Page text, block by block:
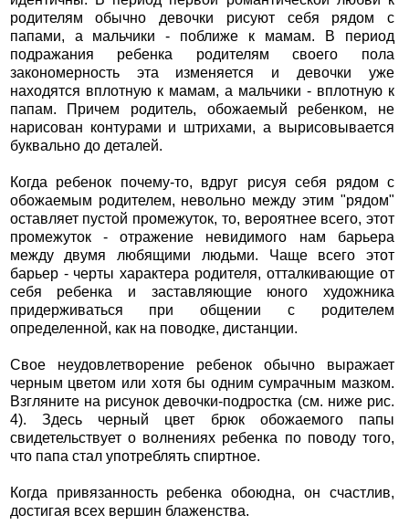
родителям обычно девочки рисуют себя рядом с
папами, а мальчики - поближе к мамам. В период
подражания ребенка родителям своего пола
закономерность эта изменяется и девочки уже
находятся вплотную к мамам, а мальчики - вплотную к
папам. Причем родитель, обожаемый ребенком, не
нарисован контурами и штрихами, а вырисовывается
буквально до деталей.
Когда ребенок почему-то, вдруг рисуя себя рядом с
обожаемым родителем, невольно между этим "рядом"
оставляет пустой промежуток, то, вероятнее всего, этот
промежуток - отражение невидимого нам барьера
между двумя любящими людьми. Чаще всего этот
барьер - черты характера родителя, отталкивающие от
себя ребенка и заставляющие юного художника
придерживаться при общении с родителем
определенной, как на поводке, дистанции.
Свое неудовлетворение ребенок обычно выражает
черным цветом или хотя бы одним сумрачным мазком.
Взгляните на рисунок девочки-подростка (см. ниже рис.
4). Здесь черный цвет брюк обожаемого папы
свидетельствует о волнениях ребенка по поводу того,
что папа стал употреблять спиртное.
Когда привязанность ребенка обоюдна, он счастлив,
достигая всех вершин блаженства.